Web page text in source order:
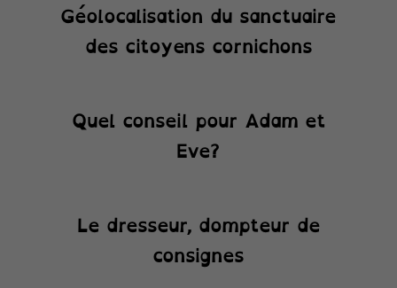
Géolocalisation du sanctuaire
des citoyens cornichons
Quel conseil pour Adam et
Eve?
Le dresseur, dompteur de
consignes